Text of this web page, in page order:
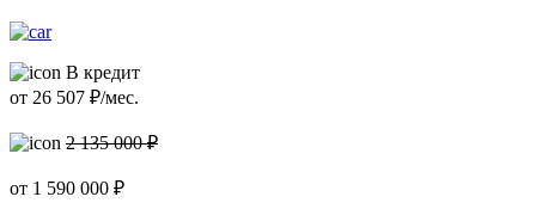
В кредит
от 26 507 ₽/мес.
2 135 000 ₽
от 1 590 000 ₽